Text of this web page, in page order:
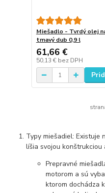
Miešadlo - Tvrdý olej
tmavý dub 0,9 l
61,66 €
50,13 € bez DPH
Typy miešadiel: Existuje
líšia svojou konštrukciou
Prepravné
motorom a sú
ktorom dochádza